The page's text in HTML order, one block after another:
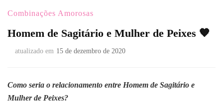
Combinações Amorosas
Homem de Sagitário e Mulher de Peixes 🧡
atualizado em 15 de dezembro de 2020
Como seria o relacionamento entre Homem de Sagitário e
Mulher de Peixes?